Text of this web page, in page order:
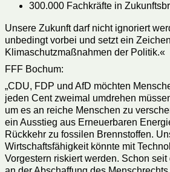
300.000 Fachkräfte in
Unsere Zukunft darf nicht ignoriert
unbedingt vorbei und setzt ein
Klimaschutzmaßnahmen der Politik.«
FFF Bochum:
„CDU, FDP und AfD möchten
jeden Cent zweimal umdrehen
um es an reiche Menschen zu
ein Ausstieg aus Erneuerbaren
Rückkehr zu fossilen Brennstoffen.
Wirtschaftsfähigkeit könnte mit
Vorgestern riskiert werden. Schon seit